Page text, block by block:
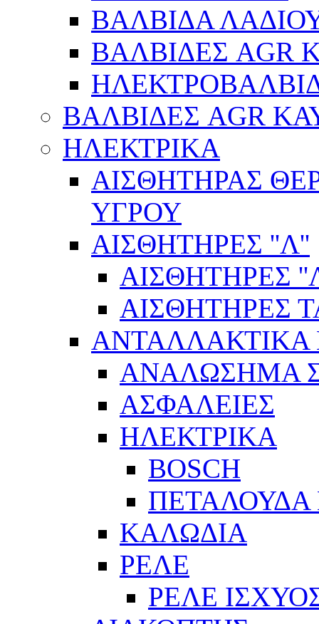
ΒΑΛΒΙΔΑ
ΒΑΛΒΙΔΕΣ AGR
ΒΑΛΒΙΔΕΣ AGR
ΗΛΕΚΤΡΙΚΑ
ΑΙΣΘΗΤΗΡΑΣ
ΥΓΡΟΥ
ΑΙΣΘΗΤΗΡΕΣ ''Λ''
ΑΙΣΘΗΤΗΡEΣ
ΑΙΣΘΗΤΗΡEΣ
ΑΝΤΑΛΛΑΚΤΙΚΑ
ΑΝΑΛΩΣΗΜΑ
ΑΣΦΑΛΕΙΕΣ
ΗΛΕΚΤΡΙΚΑ
BOSCH
ΠΕΤΑΛΟΥΔΑ
ΚΑΛΩΔΙΑ
ΡΕΛΕ
ΡΕΛΕ